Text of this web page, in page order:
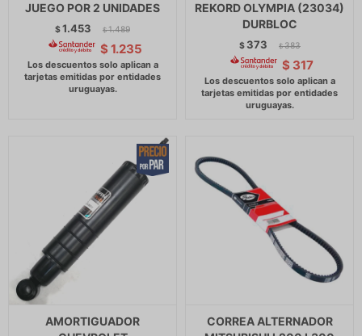
JUEGO POR 2 UNIDADES
$1.453 $ 1.489
$ 1.235
REKORD OLYMPIA (23034)
DURBLOC
$ 373 $ 383
$ 317
AMORTIGUADOR
CORREA ALTERNADOR